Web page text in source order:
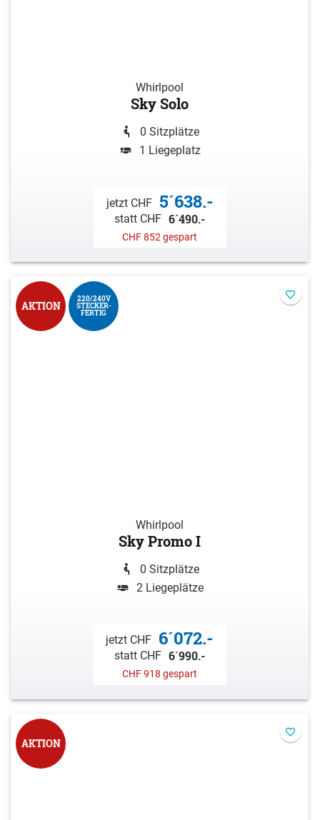
Whirlpool
Sky Solo
0 Sitzplätze
1 Liegeplatz
jetzt CHF 5´638.-
statt CHF 6´490.-
CHF 852 gespart
AKTION
220/240V
STECKER-
FERTIG
Whirlpool
Sky Promo I
0 Sitzplätze
2 Liegeplätze
jetzt CHF 6´072.-
statt CHF 6´990.-
CHF 918 gespart
AKTION